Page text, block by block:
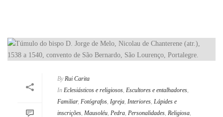
By Rui Carita
In Eclesiásticos e religiosos, Escultores e entalhadores,
Familiar, Fotógrafos, Igreja, Interiores, Lápides e
inscrições, Mausoléu, Pedra, Personalidades, Religiosa,